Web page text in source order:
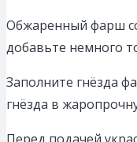
Обжаренный фарш
добавьте немного
Заполните гнёзда
гнёзда в